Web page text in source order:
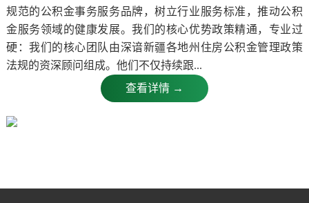
规范的公积金事务服务品牌，树立行业服务标准，推动公积
金服务领域的健康发展。我们的核心优势政策精通，专业过
硬：我们的核心团队由深谙新疆各地州住房公积金管理政策
法规的资深顾问组成。他们不仅持续跟...
查看详情 →